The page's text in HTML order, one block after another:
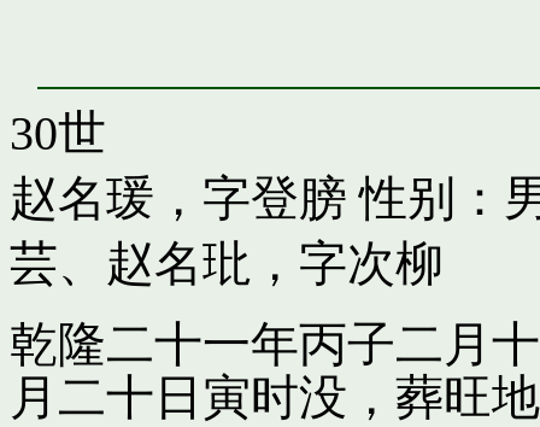
30世
赵名瑗，字登膀 性别：
芸、 赵名玭，字次柳
乾隆二十一年丙子二月
月二十日寅时没，葬旺